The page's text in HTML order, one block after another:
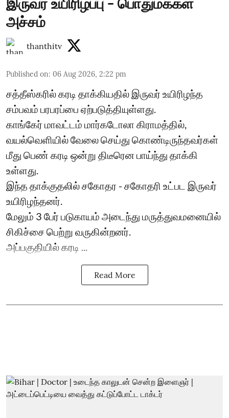
அச்சம்
thanthitv
Published on: 06 Aug 2026, 2:22 pm
சத்தீஸ்கரில் கரடி தாக்கியதில் இருவர் உயிரிழந்த
சம்பவம் பரபரப்பை ஏற்படுத்தியுள்ளது.
காங்கேர் மாவட்டம் மார்கடோலா கிராமத்தில்,
வயல்வெளியில் வேலை செய்து கொண்டிருந்தவர்கள்
மீது பெண் கரடி ஒன்று திடீரென பாய்ந்து தாக்கி
உள்ளது.
இந்த தாக்குதலில் சகோதர - சகோதரி உட்பட இருவர்
உயிரிழந்தனர்.
மேலும் 3 பேர் படுகாயம் அடைந்து மருத்துவமனையில்
சிகிச்சை பெற்று வருகின்றனர்.
அப்பகுதியில் கரடி ...
Read More